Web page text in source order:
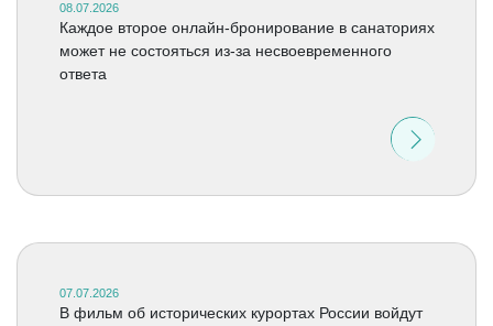
08.07.2026
Каждое второе онлайн-бронирование в санаториях
может не состояться из-за несвоевременного
ответа
07.07.2026
В фильм об исторических курортах России войдут